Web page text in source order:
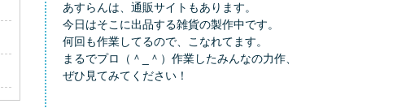
あすらんは、通販サイトもあります。
今日はそこに出品する雑貨の製作中です。
何回も作業してるので、こなれてます。
まるでプロ（＾_＾）作業したみんなの力作、
ぜひ見てみてください！